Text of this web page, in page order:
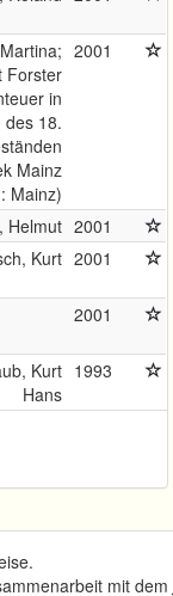
Forster
in
des 18.
Mainz
Mainz)
2001
Helmut 2001
Kurt 2001
2001
Kurt
Hans
1993
mit dem